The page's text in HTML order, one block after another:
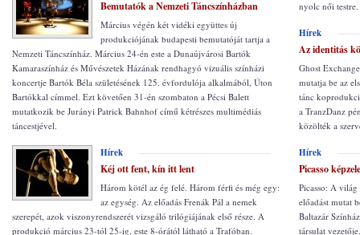
Bemutatók a Nemzeti Táncszínházban
Március végén két vidéki együttes új
produkciójának budapesti bemutatóját tartja a
Nemzeti Táncszínház. Március 24-én este a Dunaújvárosi Bartók
Kamaraszínház és Művészetek Házának rendhagyó vizuális színházi
koncertje Bartók Béla születésének 125. évfordulója alkalmából, Úton
Bartókkal címmel. Ezt követően 31-én szombaton a Pécsi Balett
mutatkozik be Jurányi Patrick Bahnhof című kétrészes multimédiás
táncestjével.
Hírek
Kéj ott fent, kín itt lent
Három kötél az ég felé. Három férfi és még egy:
az egység. Az előadás Frenák Pál a nemek
szerepét, azok viszonyrendszerét vizsgáló trilógiájának első része. A
produkció március 23-tól 25-ig, este 8-órától látható a Trafóban.
nyolc női testre.
Hírek
Az identitás
Ghost
mutatja be az
tánc
a TranzDanz
közölték a
Hírek
Picasso
Picasso: A
előadást mutat
Baltazár
társulat vezetője.